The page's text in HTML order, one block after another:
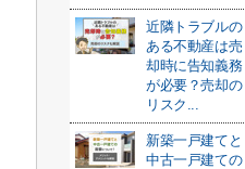
近隣トラブルの
ある不動産は売
却時に告知義務
が必要？売却の
リスク...
新築一戸建てと
中古一戸建ての